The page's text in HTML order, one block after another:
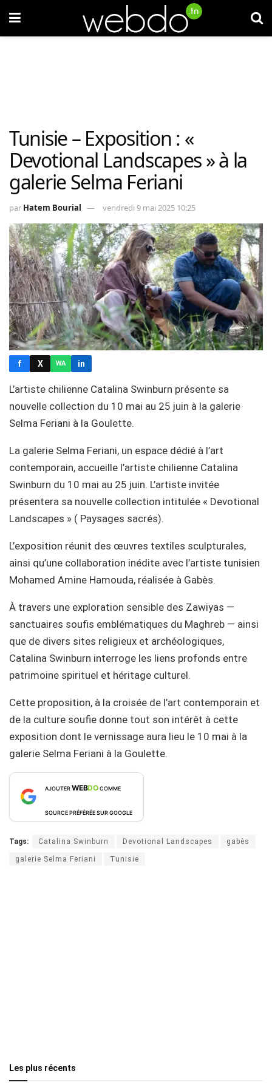
Tunisie – Exposition : «
Devotional Landscapes » à la
galerie Selma Feriani
par Hatem Bourial vendredi 9 mai 2025 10:25
f X WA in
L’artiste chilienne Catalina Swinburn présente sa
nouvelle collection du 10 mai au 25 juin à la galerie
Selma Feriani à la Goulette.
La galerie Selma Feriani, un espace dédié à l’art
contemporain, accueille l’artiste chilienne Catalina
Swinburn du 10 mai au 25 juin. L’artiste invitée
présentera sa nouvelle collection intitulée « Devotional
Landscapes » ( Paysages sacrés).
L’exposition réunit des œuvres textiles sculpturales,
ainsi qu’une collaboration inédite avec l’artiste tunisien
Mohamed Amine Hamouda, réalisée à Gabès.
À travers une exploration sensible des Zawiyas —
sanctuaires soufis emblématiques du Maghreb — ainsi
que de divers sites religieux et archéologiques,
Catalina Swinburn interroge les liens profonds entre
patrimoine spirituel et héritage culturel.
Cette proposition, à la croisée de l’art contemporain et
de la culture soufie donne tout son intérêt à cette
exposition dont le vernissage aura lieu le 10 mai à la
galerie Selma Feriani à la Goulette.
AJOUTERWEBDOCOMME
SOURCE PRÉFÉRÉE SUR GOOGLE
Tags: Catalina Swinburn Devotional Landscapes gabès
galerie Selma Feriani Tunisie
Les plus récents